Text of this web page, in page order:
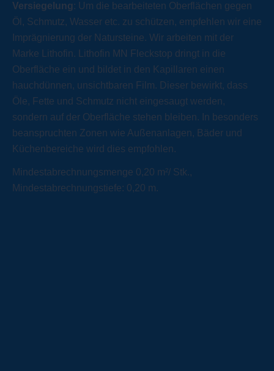
Versiegelung : Um die bearbeiteten Oberflächen gegen
Öl, Schmutz, Wasser etc. zu schützen, empfehlen wir eine
Imprägnierung der Natursteine. Wir arbeiten mit der
Marke Lithofin. Lithofin MN Fleckstop dringt in die
Oberfläche ein und bildet in den Kapillaren einen
hauchdünnen, unsichtbaren Film. Dieser bewirkt, dass
Öle, Fette und Schmutz nicht eingesaugt werden,
sondern auf der Oberfläche stehen bleiben. In besonders
beanspruchten Zonen wie Außenanlagen, Bäder und
Küchenbereiche wird dies empfohlen.
Mindestabrechnungsmenge 0,20 m²/ Stk.,
Mindestabrechnungstiefe: 0,20 m.